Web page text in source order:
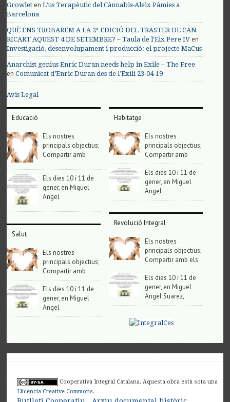
Growlet enL’us Terapèutic del Cànnabis-Aleix Pàmies a
Barcelona
QUÈ ENS TROBAREM A LA 2ª EDICIÓ DEL TRASTER DE CAN
RICART AQUEST 4 DE SETEMBRE? – Taula de l'Eix Pere IV en
Investigació, desenvolupament i producció: el projecte MaCus
Anarchist genius Enric Duran needs help in Exile – The Free
enComunicat d’Enric Duran des de l’Exili 23-04-19
Avis Legal
Educació
Els nostres
principals objectius;
Compartir amb
Els dies 10 i 11 de
gener, en Miguel
Angel
Salut
Els nostres
principals objectius;
Compartir amb
Els dies 10 i 11 de
gener, en Miguel
Angel
Habitatge
Els nostres
principals objectius;
Compartir amb
Els dies 10 i 11 de
gener, en Miguel
Angel
Revolució Integral
Els nostres
principals objectius;
Compartir amb els
Els dies 10 i 11 de
gener, en Miguel
Angel Suarez,
Cooperativa Integral Catalana. Aquesta obra està sota una
Llicència Creative Commons.